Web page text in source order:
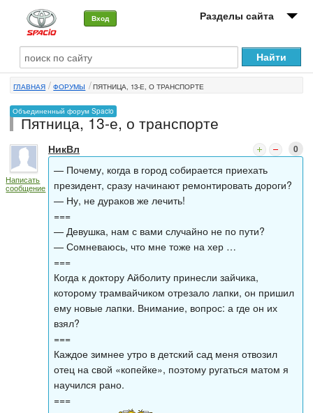
Вход Разделы сайта
О машине
Автоклуб
Форумы
Сервисы и услуги
Новости
ГЛАВНАЯ ФОРУМЫ ПЯТНИЦА, 13-Е, О ТРАНСПОРТЕ
Объединенный форум Spacio
Пятница, 13-е, о транспорте
Написать
сообщение
НикВл 0
— Почему, когда в город собирается приехать
президент, сразу начинают ремонтировать дороги?
— Ну, не дураков же лечить!
===
— Девушка, нам с вами случайно не по пути?
— Сомневаюсь, что мне тоже на хер …
===
Когда к доктору Айболиту принесли зайчика,
которому трамвайчиком отрезало лапки, он пришил
ему новые лапки. Внимание, вопрос: а где он их
взял?
===
Каждое зимнее утро в детский сад меня отвозил
отец на свой «копейке», поэтому ругаться матом я
научился рано.
===